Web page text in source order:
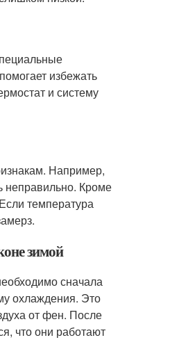
избежать
и систему
Например,
неправильно. Кроме
температура
зимой
сначала
охлаждения. Это
от фен. После
что они работают